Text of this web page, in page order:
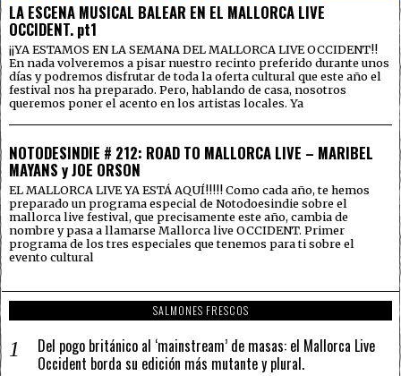
LA ESCENA MUSICAL BALEAR EN EL MALLORCA LIVE
OCCIDENT. pt1
¡¡YA ESTAMOS EN LA SEMANA DEL MALLORCA LIVE OCCIDENT!!
En nada volveremos a pisar nuestro recinto preferido durante unos
días y podremos disfrutar de toda la oferta cultural que este año el
festival nos ha preparado. Pero, hablando de casa, nosotros
queremos poner el acento en los artistas locales. Ya
NOTODESINDIE # 212: ROAD TO MALLORCA LIVE – MARIBEL
MAYANS y JOE ORSON
EL MALLORCA LIVE YA ESTÁ AQUÍ!!!!! Como cada año, te hemos
preparado un programa especial de Notodoesindie sobre el
mallorca live festival, que precisamente este año, cambia de
nombre y pasa a llamarse Mallorca live OCCIDENT. Primer
programa de los tres especiales que tenemos para ti sobre el
evento cultural
SALMONES FRESCOS
Del pogo británico al ‘mainstream’ de masas: el Mallorca Live
Occident borda su edición más mutante y plural.